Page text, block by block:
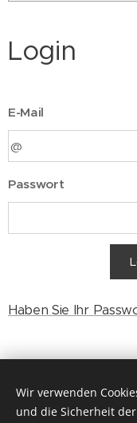
Login
E-Mail
Passwort
Haben Sie Ihr
©
4031
Wir verwenden
und die Sicherheit